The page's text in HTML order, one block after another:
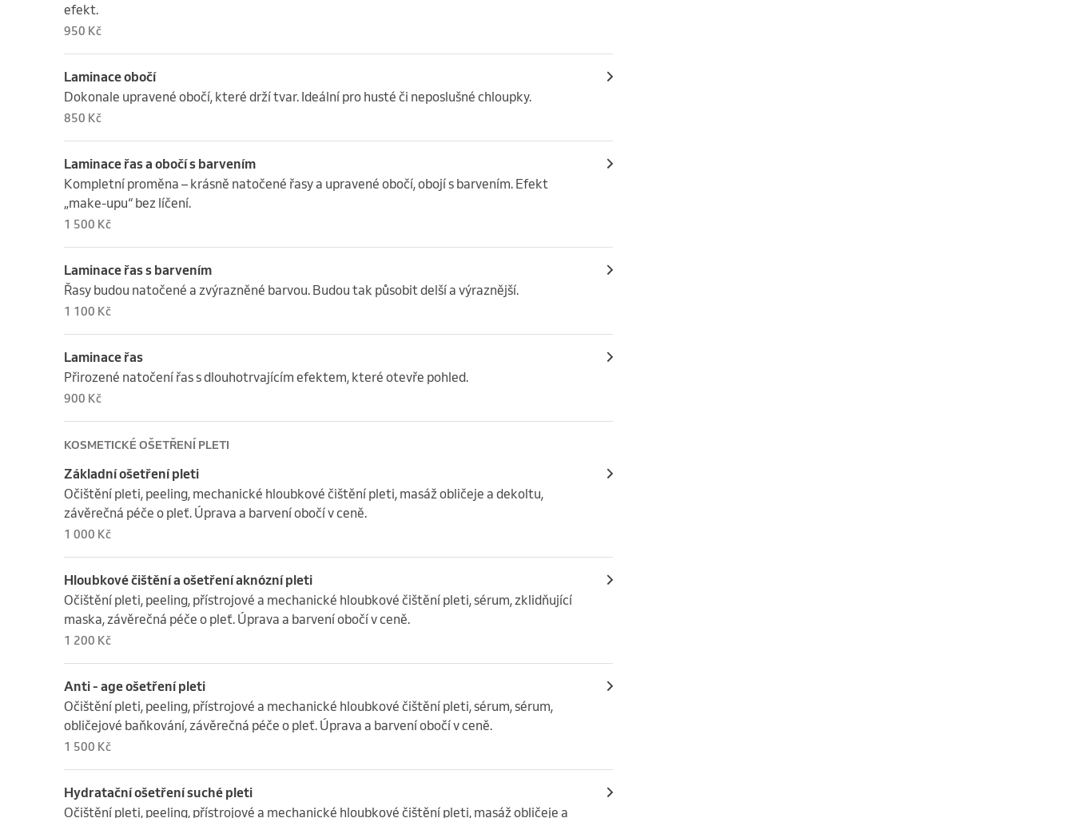
efekt.
950 Kč
Laminace obočí
Dokonale upravené obočí, které drží tvar. Ideální pro husté či neposlušné chloupky.
850 Kč
Laminace řas a obočí s barvením
Kompletní proměna – krásně natočené řasy a upravené obočí, obojí s barvením. Efekt
„make-upu“ bez líčení.
1 500 Kč
Laminace řas s barvením
Řasy budou natočené a zvýrazněné barvou. Budou tak působit delší a výraznější.
1 100 Kč
Laminace řas
Přirozené natočení řas s dlouhotrvajícím efektem, které otevře pohled.
900 Kč
KOSMETICKÉ OŠETŘENÍ PLETI
Základní ošetření pleti
Očištění pleti, peeling, mechanické hloubkové čištění pleti, masáž obličeje a dekoltu,
závěrečná péče o pleť. Úprava a barvení obočí v ceně.
1 000 Kč
Hloubkové čištění a ošetření aknózní pleti
Očištění pleti, peeling, přístrojové a mechanické hloubkové čištění pleti, sérum, zklidňující
maska, závěrečná péče o pleť. Úprava a barvení obočí v ceně.
1 200 Kč
Anti - age ošetření pleti
Očištění pleti, peeling, přístrojové a mechanické hloubkové čištění pleti, sérum, sérum,
obličejové baňkování, závěrečná péče o pleť. Úprava a barvení obočí v ceně.
1 500 Kč
Hydratační ošetření suché pleti
Očištění pleti, peeling, přístrojové a mechanické hloubkové čištění pleti, masáž obličeje a